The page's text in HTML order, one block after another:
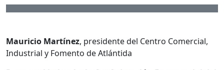
Mauricio Martínez, presidente del Centro Comercial,
Industrial y Fomento de Atlántida